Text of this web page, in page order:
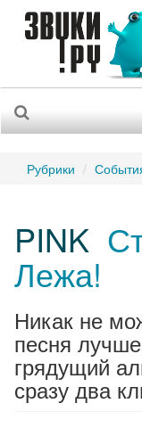
Рубрики
PINK
Лежа!
Никак не
песня
грядущий
сразу два